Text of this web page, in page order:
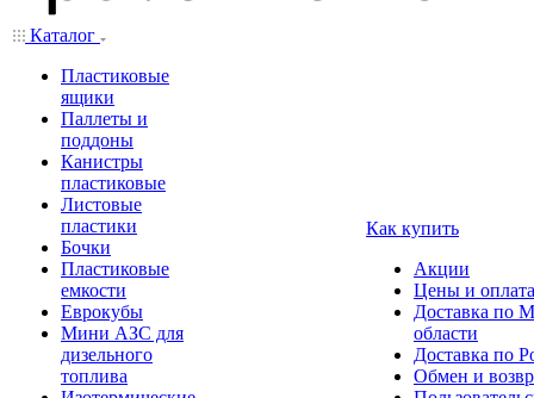
Каталог
Пластиковые
ящики
Паллеты и
поддоны
Канистры
пластиковые
Листовые
пластики
Бочки
Пластиковые
емкости
Еврокубы
Мини АЗС для
дизельного
топлива
Как купить
Акции
Цены и оплата
Доставка по
области
Доставка по
Обмен и